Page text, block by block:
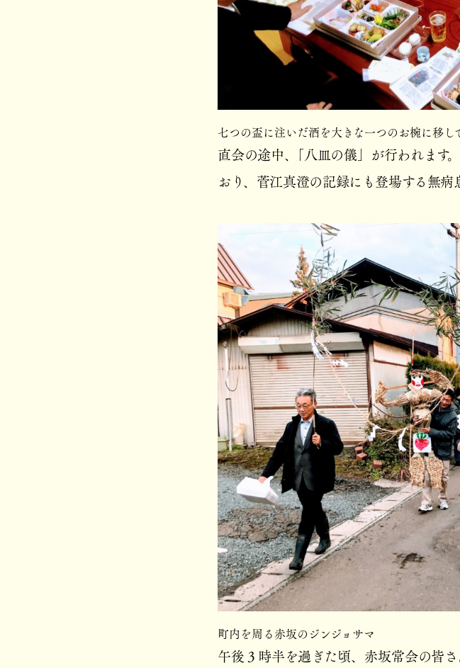
七つの盃に注いだ酒を大きな一つのお椀に移し
直会の途中、「八皿の儀」が行われます
おり、菅江真澄の記録にも登場する無病
町内を周る赤坂のジンジョサマ
午後３時半を過ぎた頃、赤坂常会の皆